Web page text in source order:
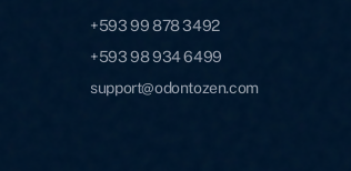
+593 99 878 3492
+593 98 934 6499
support@odontozen.com